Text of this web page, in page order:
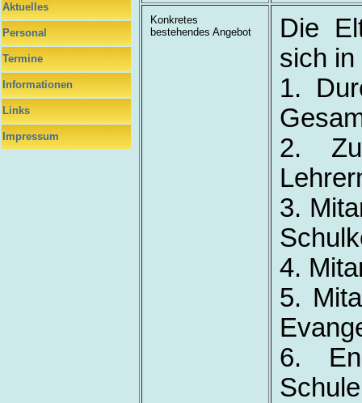
Aktuelles
Personal
Termine
Informationen
Links
Impressum
Konkretes
bestehendes Angebot
Die
sich in
1.
2.
3.
4.
5.
6.